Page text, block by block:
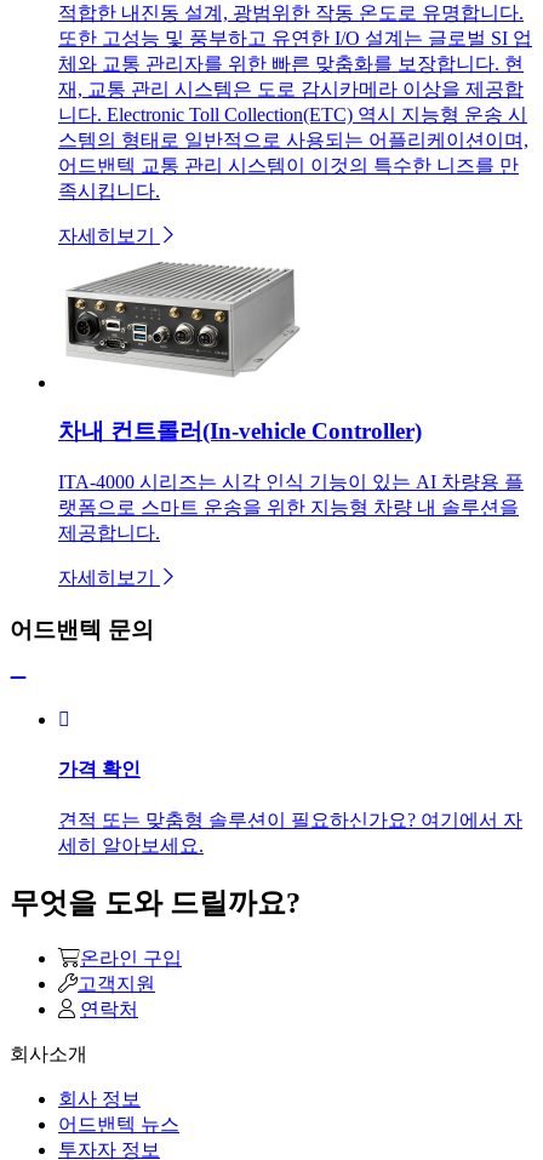
적합한 내진동 설계, 광범위한 작동 온도로 유명합니다.
또한 고성능 및 풍부하고 유연한 I/O 설계는 글로벌 SI 업
체와 교통 관리자를 위한 빠른 맞춤화를 보장합니다. 현
재, 교통 관리 시스템은 도로 감시카메라 이상을 제공합
니다. Electronic Toll Collection(ETC) 역시 지능형 운송 시
스템의 형태로 일반적으로 사용되는 어플리케이션이며,
어드밴텍 교통 관리 시스템이 이것의 특수한 니즈를 만
족시킵니다.
자세히보기
차내 컨트롤러(In-vehicle Controller)
ITA-4000 시리즈는 시각 인식 기능이 있는 AI 차량용 플
랫폼으로 스마트 운송을 위한 지능형 차량 내 솔루션을
제공합니다.
자세히보기
어드밴텍 문의
가격 확인
견적 또는 맞춤형 솔루션이 필요하신가요? 여기에서 자
세히 알아보세요.
무엇을 도와 드릴까요?
온라인 구입
고객지원
연락처
회사소개
회사 정보
어드밴텍 뉴스
투자자 정보